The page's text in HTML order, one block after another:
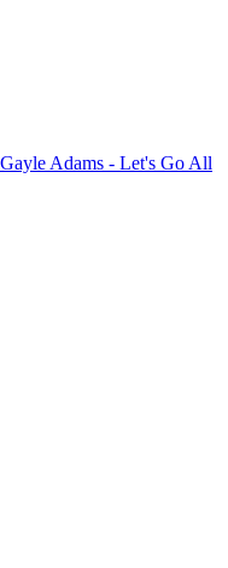
Adams - Let's Go All